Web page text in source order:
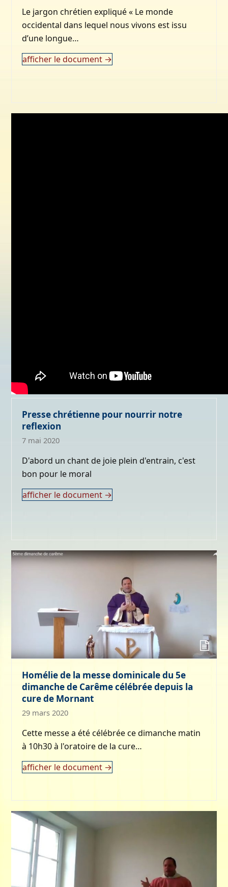
Le jargon chrétien expliqué « Le monde
occidental dans lequel nous vivons est issu
d’une longue…
afficher le document →
Presse chrétienne pour nourrir notre
reflexion
7 mai 2020
D'abord un chant de joie plein d'entrain, c'est
bon pour le moral
afficher le document →
Homélie de la messe dominicale du 5e
dimanche de Carême célébrée depuis la
cure de Mornant
29 mars 2020
Cette messe a été célébrée ce dimanche matin
à 10h30 à l'oratoire de la cure…
afficher le document →